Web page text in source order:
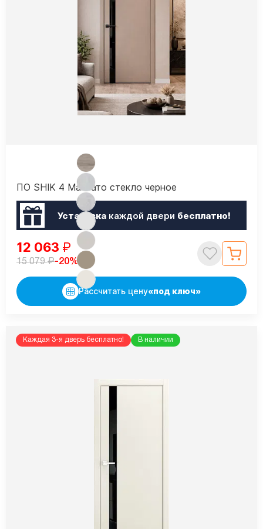
ПО SHIK 4 Макиато стекло черное
Установкакаждой двери бесплатно!
12 063 ₽
15 079₽-20%
Рассчитать цену«под ключ»
Каждая 3-я дверь бесплатно! В наличии